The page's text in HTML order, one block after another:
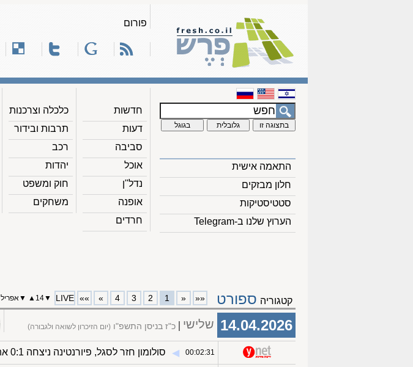
פורום
התאמה אישית
חלון מבזקים
סטטיסטיקות
הערוץ שלנו ב-Telegram
חדשות
דעות
סביבה
אוכל
נדל"ן
אופנה
חרדים
כלכלה וצרכנות
תרבות ובידור
רכב
יהדות
חוק ומשפט
משחקים
קטגוריה ספורט ««
«
1
2
3
4
»
»»
LIVE
▼
14
▲
▼אפריל
14.04.2026 שלישי כ"ז בניסן התשפ"ו (יום הזיכרון לשואה ולגבורה)
00:02:31
◀︎ סולומון חזר לסגל, פיורנטינה ניצחה 0:1 את לאציו